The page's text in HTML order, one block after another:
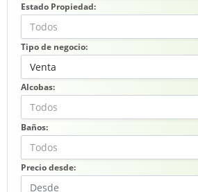
Estado Propiedad:
Todos
Tipo de negocio:
Venta
Alcobas:
Todos
Baños:
Todos
Precio desde: